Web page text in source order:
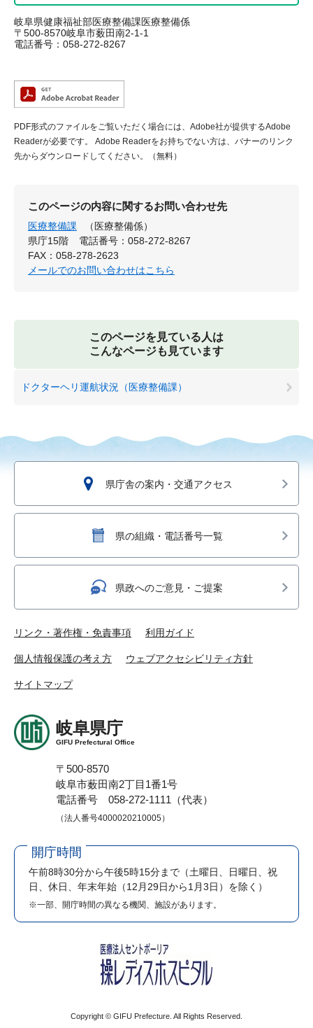
岐阜県健康福祉部医療整備課医療整備係
〒500-8570岐阜市薮田南2-1-1
電話番号：058-272-8267
PDF形式のファイルをご覧いただく場合には、Adobe社が提供するAdobe
Readerが必要です。
Adobe Readerをお持ちでない方は、バナーのリンク
先からダウンロードしてください。（無料）
このページの内容に関するお問い合わせ先
医療整備課
（医療整備係）
県庁15階
電話番号：058-272-8267
FAX：058-278-2623
メールでのお問い合わせはこちら
このページを見ている人は
こんなページも見ています
ドクターヘリ運航状況（医療整備課）
県庁舎の案内・交通アクセス
県の組織・電話番号一覧
県政へのご意見・ご提案
リンク・著作権・免責事項 利用ガイド
個人情報保護の考え方 ウェブアクセシビリティ方針
サイトマップ
岐阜県庁
GIFU Prefectural Office
〒500-8570
岐阜市薮田南2丁目1番1号
電話番号 058-272-1111（代表）
（法人番号4000020210005）
開庁時間
午前8時30分から午後5時15分まで （土曜日、日曜日、祝
日、休日、年末年始（12月29日から1月3日）を除く）
※一部、開庁時間の異なる機関、施設があります。
Copyright © GIFU Prefecture. All Rights Reserved.